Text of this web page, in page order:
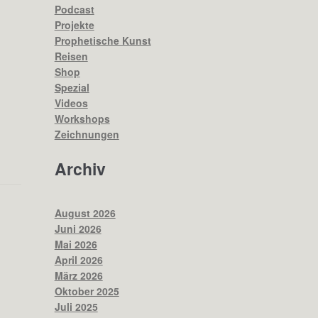
Podcast
Projekte
Prophetische Kunst
Reisen
Shop
Spezial
Videos
Workshops
Zeichnungen
Archiv
August 2026
Juni 2026
Mai 2026
April 2026
März 2026
Oktober 2025
Juli 2025